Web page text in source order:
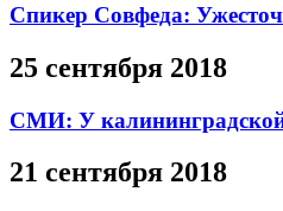
Спикер Совфеда:
25 сентября 2018
СМИ: У
21 сентября 2018